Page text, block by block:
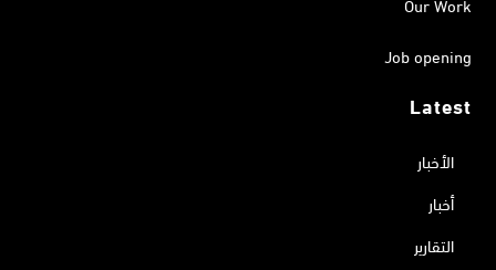
Job opening
Latest
الأخبار
أخبار
التقارير